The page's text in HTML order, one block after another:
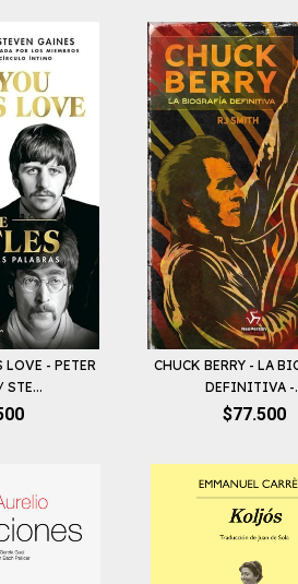
LOVE - PETER
STE...
CHUCK BERRY - LA
DEFINITIVA -
$77.500